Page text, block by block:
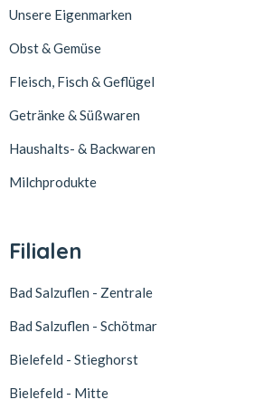
Unsere Eigenmarken
Obst & Gemüse
Fleisch, Fisch & Geflügel
Getränke & Süßwaren
Haushalts- & Backwaren
Milchprodukte
Filialen
Bad Salzuflen - Zentrale
Bad Salzuflen - Schötmar
Bielefeld - Stieghorst
Bielefeld - Mitte